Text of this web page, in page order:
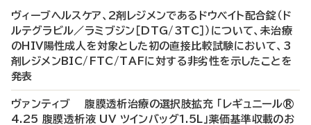
ヴィーブヘルスケア、2剤レジメンであるドウベイト配合錠（ド
ルテグラビル／ラミブジン［DTG/3TC］）について、未治療
のHIV陽性成人を対象とした初の直接比較試験において、3
剤レジメンBIC/FTC/TAFに対する非劣性を示したことを
発表
ヴァンティブ 腹膜透析治療の選択肢拡充 「レギュニール®
4.25 腹膜透析液 UV ツインバッグ1.5L」薬価基準収載のお